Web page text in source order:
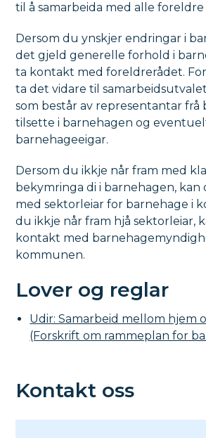
til å samarbeida med alle
Dersom du ynskjer endringar i
det gjeld generelle forhold i
ta kontakt med foreldrerådet.
ta det vidare til
som består av representantar frå
tilsette i barnehagen og
barnehageeigar.
Dersom du ikkje når fram med
bekymringa di i barnehagen,
med sektorleiar for barnehage i
du ikkje når fram hjå sektorleiar,
kontakt med
kommunen.
Lover og reglar
Udir: Samarbeid mellom hjem
(Forskrift om rammeplan for
Kontakt oss